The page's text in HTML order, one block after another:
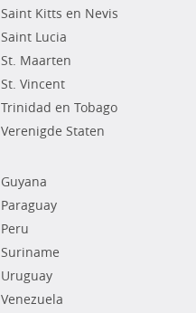
Saint Kitts en Nevis
Saint Lucia
St. Maarten
St. Vincent
Trinidad en Tobago
Verenigde Staten
Guyana
Paraguay
Peru
Suriname
Uruguay
Venezuela